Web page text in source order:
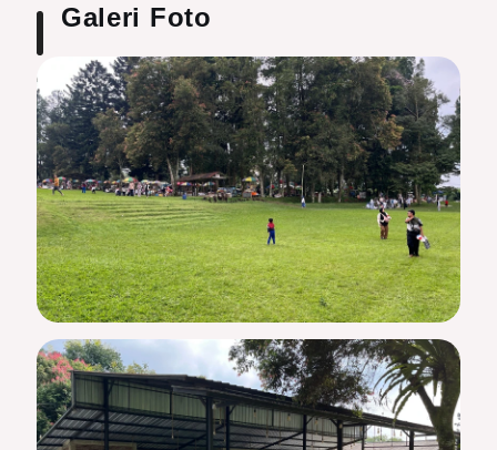
Galeri Foto